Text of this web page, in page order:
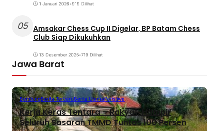
1 Januari 2026•919 Dilihat
05 Amsakar Chess Cup II Digelar, BP Batam Chess
Club Siap Dikukuhkan
13 Desember 2025•719 Dilihat
Jawa Barat
BandungBerita TerbaruBerita UtamaPeristiwa
Kerja Keras Tentara – Rakyat, Hampir
Seluruh Sasaran TMMD Tuntas 100 Persen